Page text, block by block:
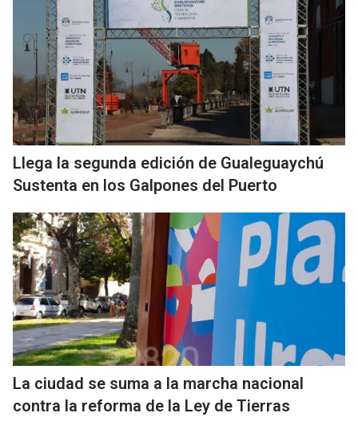
Llega la segunda edición de Gualeguaychú
Sustenta en los Galpones del Puerto
La ciudad se suma a la marcha nacional
contra la reforma de la Ley de Tierras